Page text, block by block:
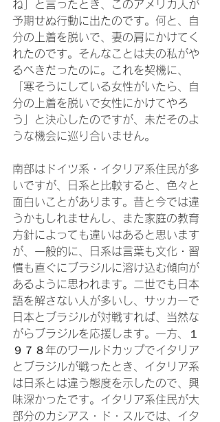
ね」と言ったとき、このアメリカ人が
予期せぬ行動に出たのです。何と、自
分の上着を脱いで、妻の肩にかけてく
れたのです。そんなことは夫の私がや
るべきだったのに。これを契機に、
「寒そうにしている女性がいたら、自
分の上着を脱いで女性にかけてやろ
う」と決心したのですが、未だそのよ
うな機会に巡り合いません。
南部はドイツ系・イタリア系住民が多
いですが、日系と比較すると、色々と
面白いことがあります。昔と今では違
うかもしれませんし、また家庭の教育
方針によっても違いはあると思います
が、一般的に、日系は言葉も文化・習
慣も直ぐにブラジルに溶け込む傾向が
あるように思われます。二世でも日本
語を解さない人が多いし、サッカーで
日本とブラジルが対戦すれば、当然な
がらブラジルを応援します。一方、１
９７８年のワールドカップでイタリア
とブラジルが戦ったとき、イタリア系
は日系とは違う態度を示したので、興
味深かったです。イタリア系住民が大
部分のカシアス・ド・スルでは、イタ